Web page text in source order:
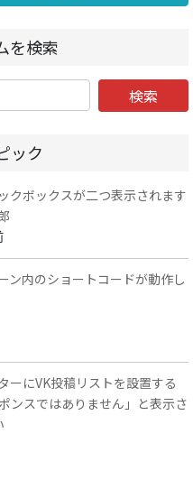
を検索
ック
クボックスが二つ表示されます
ン内のショートコードが動作し
ーにVK投稿リストを設置する
ンスではありません」と表示さ